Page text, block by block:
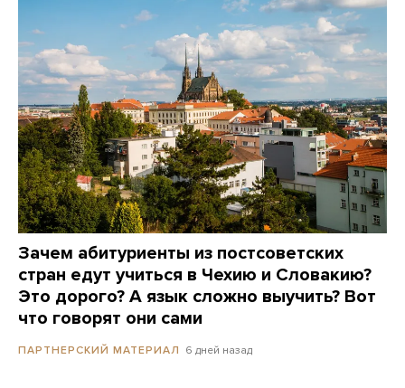
Зачем абитуриенты из постсоветских
стран едут учиться в Чехию и Словакию?
Это дорого? А язык сложно выучить? Вот
что говорят они сами
ПАРТНЕРСКИЙ МАТЕРИАЛ 6 дней назад